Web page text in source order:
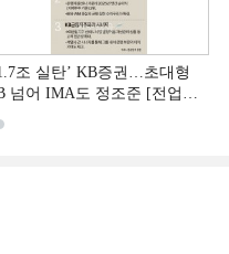
조 실탄’ KB증권…초대형
넘어 IMA도 정조준 [전업계